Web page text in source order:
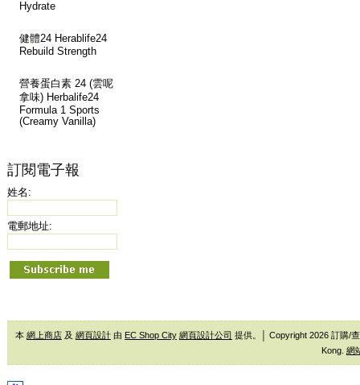
Hydrate
健體24 Herablife24
Rebuild Strength
營養蛋白素 24 (雲呢
拿味) Herbalife24
Formula 1 Sports
(Creamy Vanilla)
訂閱電子報
姓名:
電郵地址:
本 網上商店 及 網頁設計 由 EC Shop City 網頁設計公司 提供。│ Copyright 2026 訂購/
Kong. 網